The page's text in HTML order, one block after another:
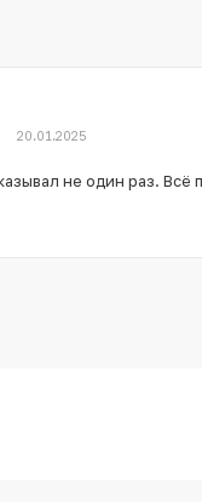
20.01.2025
не один раз. Всё